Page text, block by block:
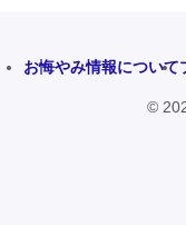
お悔やみ情報について
©